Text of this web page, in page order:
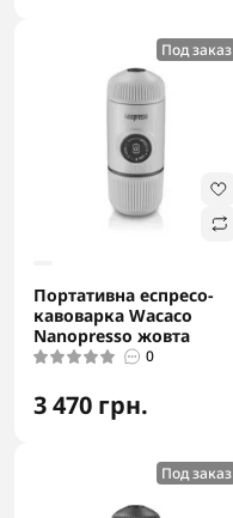
Под заказ
Портативна еспресо-
кавоварка Wacaco
Nanopresso жовта
0
3 470 грн.
Под заказ